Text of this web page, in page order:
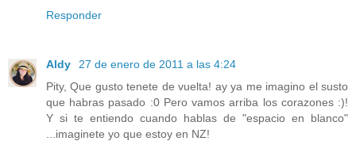
Responder
Aldy
27 de enero de 2011 a las 4:24
Pity, Que gusto tenete de vuelta! ay ya me imagino el susto
que habras pasado :0 Pero vamos arriba los corazones :)!
Y si te entiendo cuando hablas de "espacio en blanco"
...imaginete yo que estoy en NZ!